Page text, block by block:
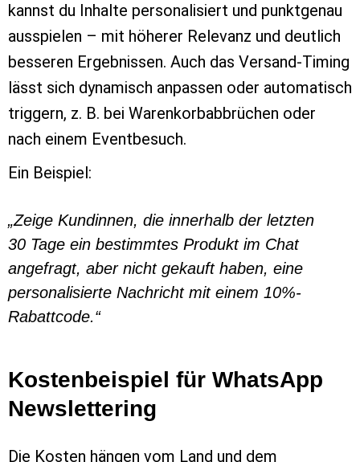
kannst du Inhalte personalisiert und punktgenau
ausspielen – mit höherer Relevanz und deutlich
besseren Ergebnissen. Auch das Versand-Timing
lässt sich dynamisch anpassen oder automatisch
triggern, z. B. bei Warenkorbabbrüchen oder
nach einem Eventbesuch.
Ein Beispiel:
„Zeige Kundinnen, die innerhalb der letzten
30 Tage ein bestimmtes Produkt im Chat
angefragt, aber nicht gekauft haben, eine
personalisierte Nachricht mit einem 10%-
Rabattcode.“
Kostenbeispiel für WhatsApp
Newslettering
Die Kosten hängen vom Land und dem